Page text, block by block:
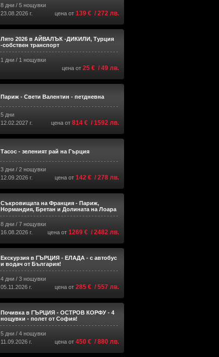
8 дни / 5 нощувки
цена от 139 € / 272 лв.
23.08.2026 г.
Лято 2026 в АЙВАЛЪК -ДИКИЛИ, Турция
-собствен транспорт
1 дни / 1 нощувки
цена от 25 € / 49 лв.
Париж - Свети Валентин - петдневна
5 дни
цена от 814 € / 1592 лв.
12.02.2027 г.
Тасос - зеленият рай на Гърция
3 дни / 2 нощувки
цена от 142 € / 278 лв.
12.09.2026 г.
Съкровищата на Франция - Париж,
Нормандия, Бретан и Долината на Лоара
8 дни / 7 нощувки
цена от 1269 € / 2482 лв.
16.08.2026 г.
Екскурзия в ГЪРЦИЯ - ЕЛАДА - с автобус
и водач от България!
4 дни / 3 нощувки
цена от 285 € / 557 лв.
05.11.2026 г.
Почивка в ГЪРЦИЯ - ОСТРОВ КОРФУ - 4
нощувки - полет от София!
5 дни / 4 нощувки
цена от 450 € / 880 лв.
11.09.2026 г.